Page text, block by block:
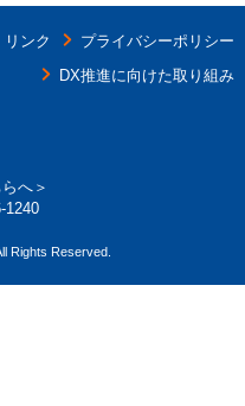
リンク
プライバシーポリシー
DX推進に向けた取り組み
へ＞
1240
Rights Reserved.